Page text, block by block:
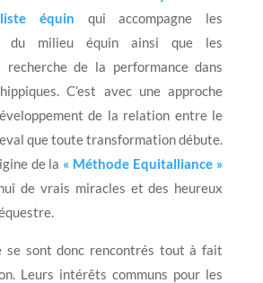
équin qui accompagne les
du milieu équin ainsi que les
de la performance dans
C’est avec une approche
de la relation entre le
que toute transformation débute.
de la « Méthode Equitalliance »
de vrais miracles et des heureux
se sont donc rencontrés tout à fait
Leurs intérêts communs pour les